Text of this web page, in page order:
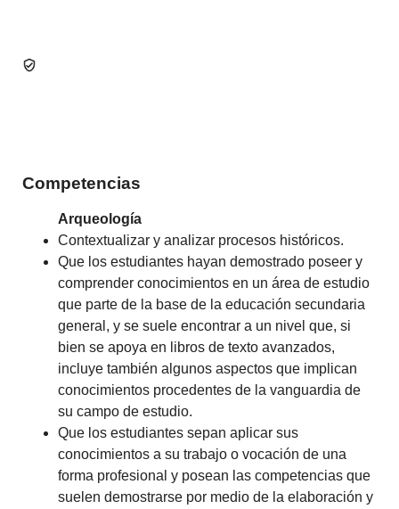
Competencias
Arqueología
Contextualizar y analizar procesos históricos.
Que los estudiantes hayan demostrado poseer y
comprender conocimientos en un área de estudio
que parte de la base de la educación secundaria
general, y se suele encontrar a un nivel que, si
bien se apoya en libros de texto avanzados,
incluye también algunos aspectos que implican
conocimientos procedentes de la vanguardia de
su campo de estudio.
Que los estudiantes sepan aplicar sus
conocimientos a su trabajo o vocación de una
forma profesional y posean las competencias que
suelen demostrarse por medio de la elaboración y